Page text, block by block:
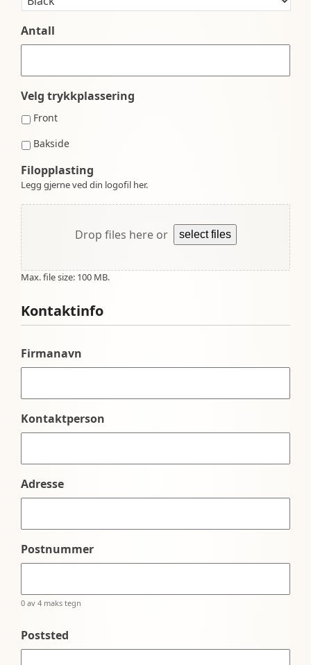
Antall
Velg trykkplassering
Front
Bakside
Filopplasting
Legg gjerne ved din logofil her.
Drop files here or select files
Max. file size: 100 MB.
Kontaktinfo
Firmanavn
Kontaktperson
Adresse
Postnummer
0 av 4 maks tegn
Poststed